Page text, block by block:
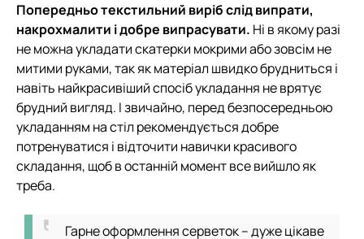
Попередньо текстильний виріб слід випрати,
накрохмалити і добре випрасувати. Ні в якому разі
не можна укладати скатерки мокрими або зовсім не
митими руками, так як матеріал швидко брудниться і
навіть найкрасивіший спосіб укладання не врятує
брудний вигляд. І звичайно, перед безпосередньою
укладанням на стіл рекомендується добре
потренуватися і відточити навички красивого
складання, щоб в останній момент все вийшло як
треба.
Гарне оформлення серветок – дуже цікаве